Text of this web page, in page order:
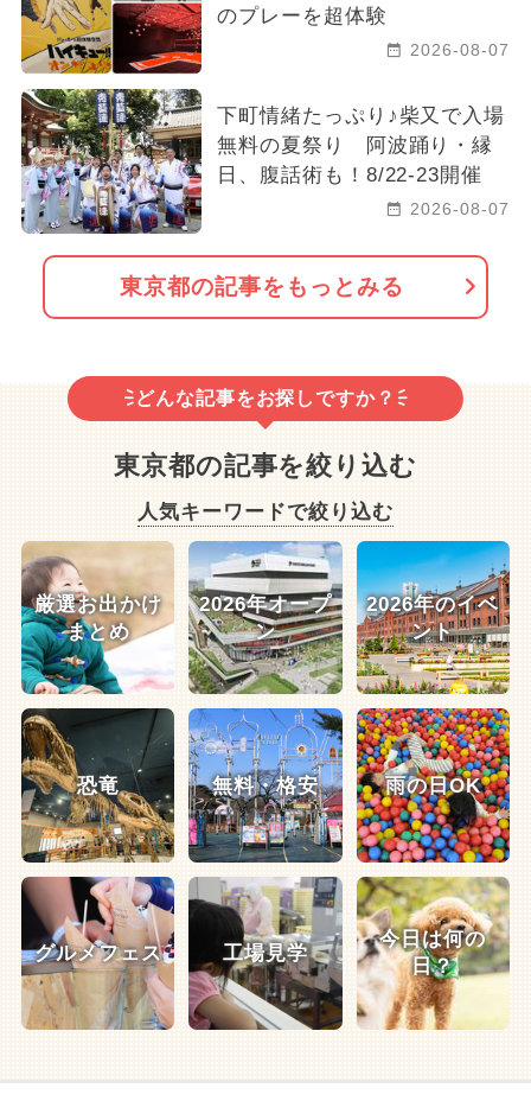
のプレーを超体験
2026-08-07
下町情緒たっぷり♪柴又で入場
無料の夏祭り 阿波踊り・縁
日、腹話術も！8/22-23開催
2026-08-07
東京都の記事をもっとみる
どんな記事をお探しですか？
東京都の記事を絞り込む
人気キーワードで絞り込む
厳選お出かけ
まとめ
2026年オープ
ン
2026年のイベ
ント
恐竜 無料・格安 雨の日OK
グルメフェス 工場見学
今日は何の
日？